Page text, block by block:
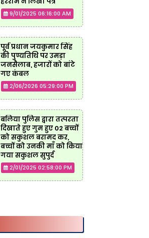
9/01/2025 06:16:00 AM
पूर्व प्रधान जयकुमार सिंह
की पुण्यतिथि पर उमड़ा
जनसैलाब, हजारों को बांटे
गए कंबल
2/06/2026 05:29:00 PM
बलिया पुलिस द्वारा तत्परता
दिखाते हुए गुम हुए 02 बच्चों
को सकुशल बरामद कर,
बच्चों को उनकी माँ को किया
गया सकुशल सुपुर्द
2/01/2025 02:58:00 PM